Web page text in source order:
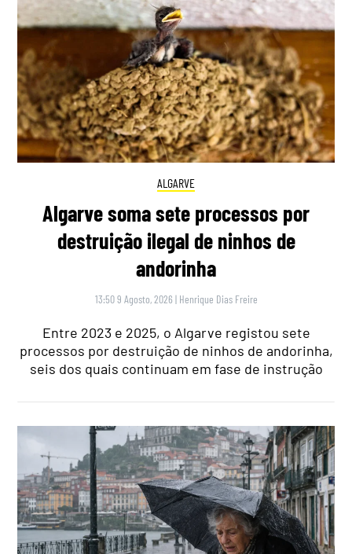
ALGARVE
Algarve soma sete processos por
destruição ilegal de ninhos de
andorinha
13:50 9 Agosto, 2026 | Henrique Dias Freire
Entre 2023 e 2025, o Algarve registou sete
processos por destruição de ninhos de andorinha,
seis dos quais continuam em fase de instrução